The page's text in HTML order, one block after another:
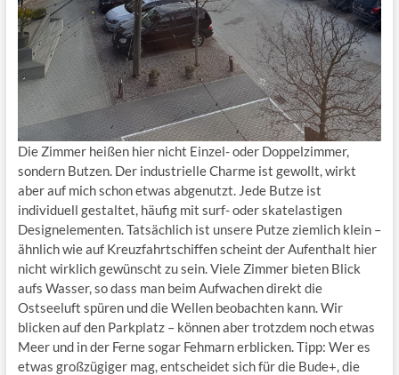
Die Zimmer heißen hier nicht Einzel- oder Doppelzimmer,
sondern Butzen. Der industrielle Charme ist gewollt, wirkt
aber auf mich schon etwas abgenutzt. Jede Butze ist
individuell gestaltet, häufig mit surf- oder skatelastigen
Designelementen. Tatsächlich ist unsere Putze ziemlich klein –
ähnlich wie auf Kreuzfahrtschiffen scheint der Aufenthalt hier
nicht wirklich gewünscht zu sein. Viele Zimmer bieten Blick
aufs Wasser, so dass man beim Aufwachen direkt die
Ostseeluft spüren und die Wellen beobachten kann. Wir
blicken auf den Parkplatz – können aber trotzdem noch etwas
Meer und in der Ferne sogar Fehmarn erblicken. Tipp: Wer es
etwas großzügiger mag, entscheidet sich für die Bude+, die